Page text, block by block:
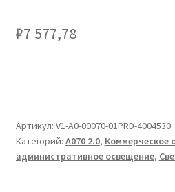
₽7 577,78
Артикул: V1-A0-00070-01PRD-4004530
Категорий: А070 2.0, Коммерческое
административное освещение,